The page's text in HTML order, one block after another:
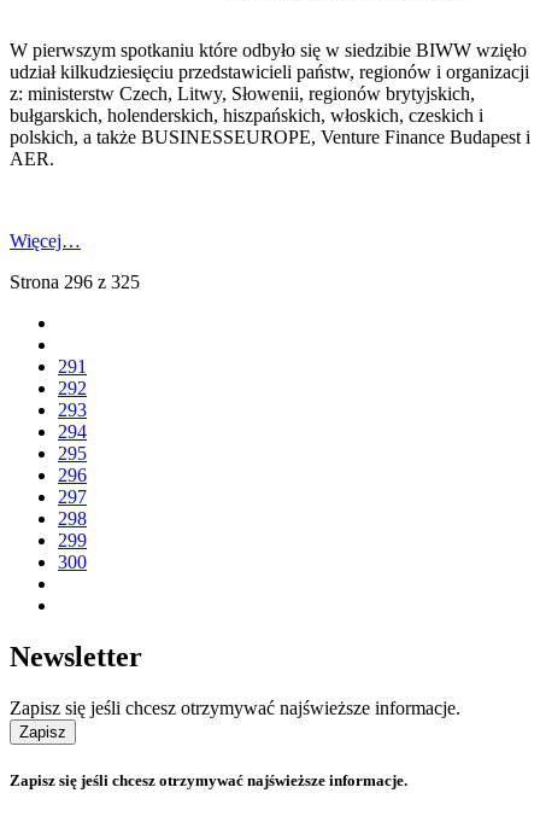
W pierwszym spotkaniu które odbyło się w siedzibie BIWW wzięło
udział kilkudziesięciu przedstawicieli państw, regionów i organizacji
z: ministerstw Czech, Litwy, Słowenii, regionów brytyjskich,
bułgarskich, holenderskich, hiszpańskich, włoskich, czeskich i
polskich, a także BUSINESSEUROPE, Venture Finance Budapest i
AER.
Więcej…
Strona 296 z 325
291
292
293
294
295
296
297
298
299
300
Newsletter
Zapisz się jeśli chcesz otrzymywać najświeższe informacje.
Zapisz
Zapisz się jeśli chcesz otrzymywać najświeższe informacje.